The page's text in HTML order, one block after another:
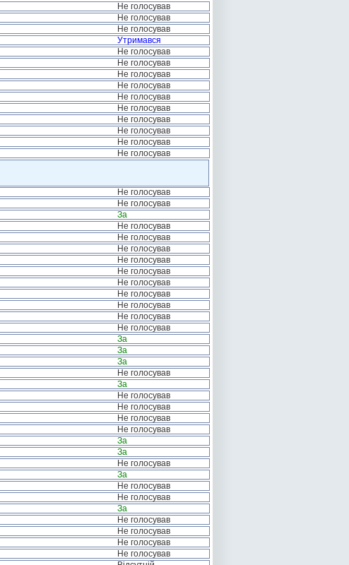
Не голосував
Не голосував
Не голосував
Утримався
Не голосував
Не голосував
Не голосував
Не голосував
Не голосував
Не голосував
Не голосував
Не голосував
Не голосував
Не голосував
Не голосував
Не голосував
За
Не голосував
Не голосував
Не голосував
Не голосував
Не голосував
Не голосував
Не голосував
Не голосував
Не голосував
Не голосував
За
За
За
Не голосував
За
Не голосував
Не голосував
Не голосував
Не голосував
За
За
Не голосував
За
Не голосував
Не голосував
За
Не голосував
Не голосував
Не голосував
Не голосував